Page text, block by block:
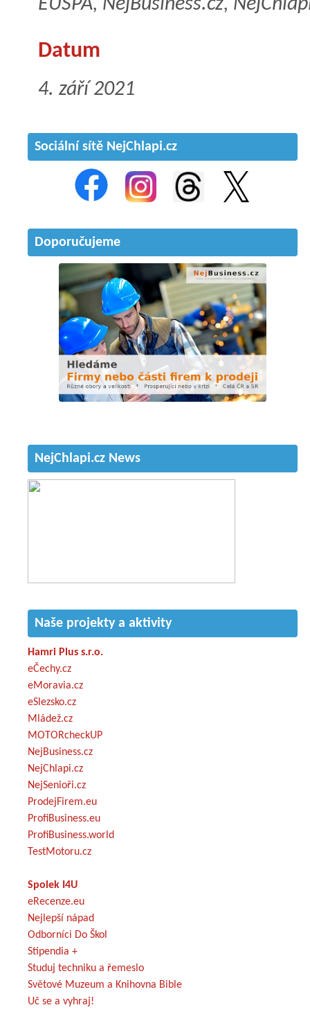
EUSPA, NejBusiness.cz,
Datum
4. září 2021
Sociální sítě NejChlapi.cz
Doporučujeme
NejChlapi.cz News
Naše projekty a aktivity
Hamri Plus s.r.o.
eČechy.cz
eMoravia.cz
eSlezsko.cz
Mládež.cz
MOTORcheckUP
NejBusiness.cz
NejChlapi.cz
NejSenioři.cz
ProdejFirem.eu
ProfiBusiness.eu
ProfiBusiness.world
TestMotoru.cz
Spolek I4U
eRecenze.eu
Nejlepší nápad
Odborníci Do Škol
Stipendia +
Studuj techniku a řemeslo
Světové Muzeum a Knihovna Bible
Uč se a vyhraj!